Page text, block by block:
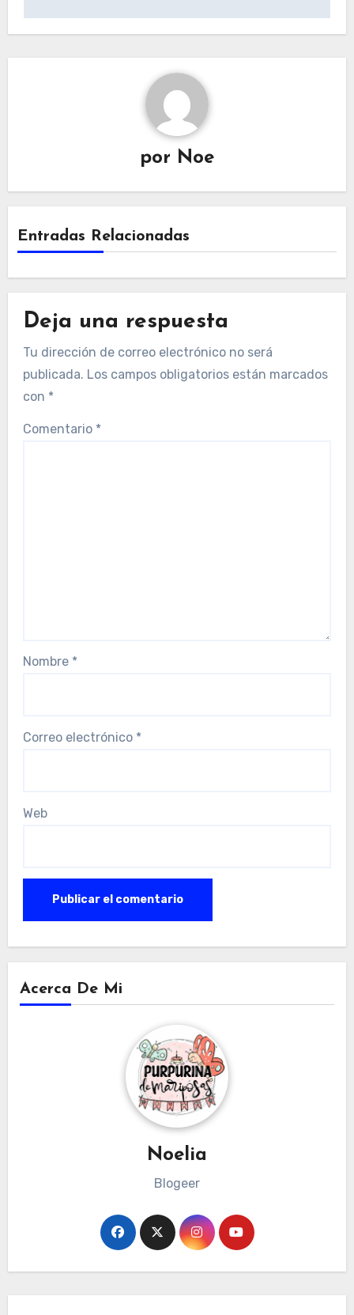
por Noe
Entradas Relacionadas
Deja una respuesta
Tu dirección de correo electrónico no será
publicada. Los campos obligatorios están marcados
con *
Comentario *
Nombre *
Correo electrónico *
Web
Acerca De Mi
Noelia
Blogeer